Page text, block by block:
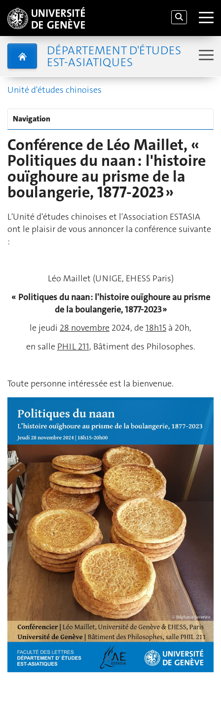
DÉPARTEMENT D'ÉTUDES
EST-ASIATIQUES
Unité d'études chinoises
Navigation
Conférence de Léo Maillet, «
Politiques du naan : l'histoire
ouïghoure au prisme de la
boulangerie, 1877-2023 »
L'Unité d'études chinoises et l'Association ESTASIA
ont le plaisir de vous annoncer la conférence suivante
:
Léo Maillet (UNIGE, EHESS Paris)
« Politiques du naan : l'histoire ouïghoure au prisme
de la boulangerie, 1877-2023 »
le jeudi 28 novembre 2024, de18h15 à 20h,
en salle PHIL 211, Bâtiment des Philosophes.
Toute personne intéressée est la bienvenue.